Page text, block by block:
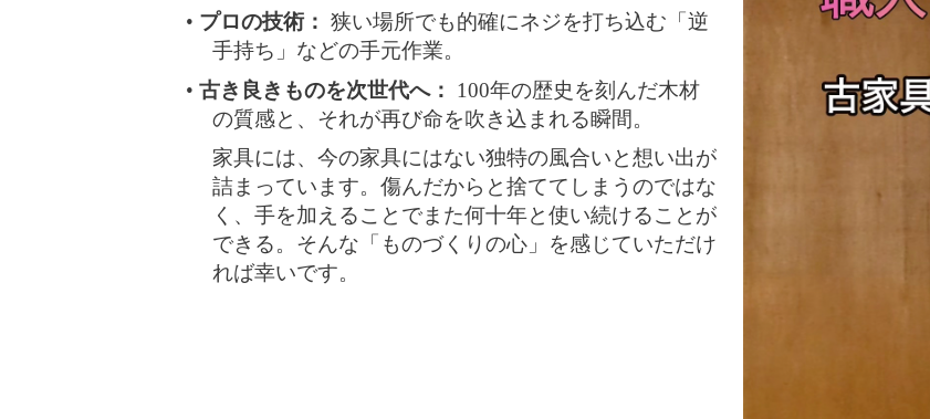
• プロの技術： 狭い場所でも的確にネジを打ち込む「逆
手持ち」などの手元作業。
• 古き良きものを次世代へ：
100年の歴史を刻んだ木材
の質感と、それが再び命を吹き込まれる瞬間。
家具には、今の家具にはない独特の風合いと想い出が
詰まっています。傷んだからと捨ててしまうのではな
く、手を加えることでまた何十年と使い続けることが
できる。そんな「ものづくりの心」を感じていただけ
れば幸いです。